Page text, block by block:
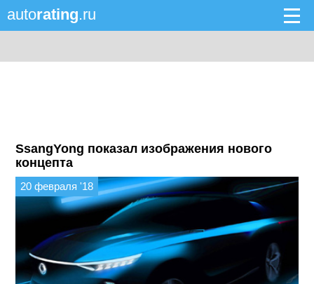
autorating.ru
SsangYong показал изображения нового
концепта
20 февраля '18